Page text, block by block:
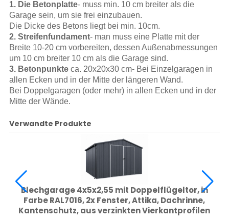
1. Die Betonplatte- muss min. 10 cm breiter als die
Garage sein, um sie frei einzubauen.
Die Dicke des Betons liegt bei min. 10cm.
2. Streifenfundament- man muss eine Platte mit der
Breite 10-20 cm vorbereiten, dessen Außenabmessungen
um 10 cm breiter 10 cm als die Garage sind.
3. Betonpunkteca. 20x20x30 cm- Bei Einzelgaragen in
allen Ecken und in der Mitte der längeren Wand.
Bei Doppelgaragen (oder mehr) in allen Ecken und in der
Mitte der Wände.
Verwandte Produkte
Blechgarage 4x5x2,55 mit Doppelflügeltor, in
Farbe RAL7016, 2x Fenster, Attika, Dachrinne,
Kantenschutz, aus verzinkten Vierkantprofilen